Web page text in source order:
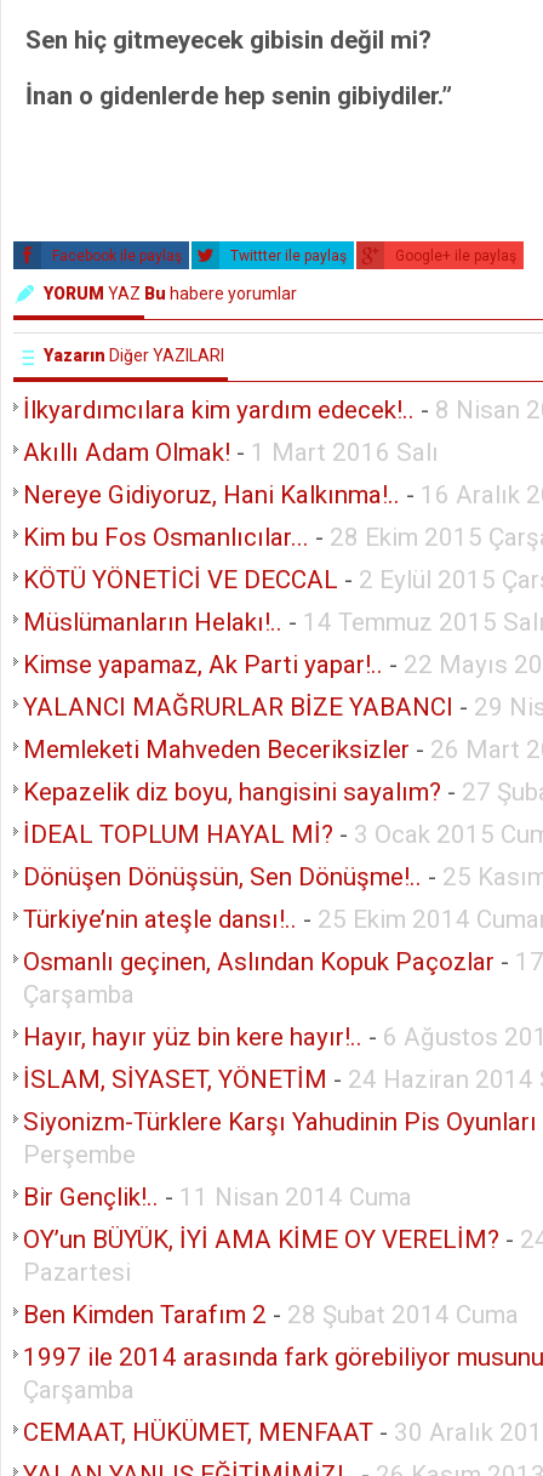
Sen hiç gitmeyecek gibisin değil mi?
İnan o gidenlerde hep senin gibiydiler.”
Facebook ile paylaş Twittter ile paylaş Google+ ile paylaş
YORUM YAZ Bu habere yorumlar
Yazarın Diğer YAZILARI
İlkyardımcılara kim yardım edecek!.. - 8 Nisan
Akıllı Adam Olmak! - 1 Mart 2016 Salı
Nereye Gidiyoruz, Hani Kalkınma!.. - 16 Aralık
Kim bu Fos Osmanlıcılar... - 28 Ekim 2015
KÖTÜ YÖNETİCİ VE DECCAL - 2 Eylül 2015
Müslümanların Helakı!.. - 14 Temmuz 2015
Kimse yapamaz, Ak Parti yapar!.. - 22 Mayıs
YALANCI MAĞRURLAR BİZE YABANCI - 29
Memleketi Mahveden Beceriksizler - 26 Mart
Kepazelik diz boyu, hangisini sayalım? - 27
İDEAL TOPLUM HAYAL Mİ? - 3 Ocak 2015
Dönüşen Dönüşsün, Sen Dönüşme!.. - 25
Türkiye’nin ateşle dansı!.. - 25 Ekim 2014
Osmanlı geçinen, Aslından Kopuk Paçozlar -
Çarşamba
Hayır, hayır yüz bin kere hayır!.. - 6 Ağustos
İSLAM, SİYASET, YÖNETİM - 24 Haziran 2014
Siyonizm-Türklere Karşı Yahudinin Pis Oyunları
Perşembe
Bir Gençlik!.. - 11 Nisan 2014 Cuma
OY’un BÜYÜK, İYİ AMA KİME OY VERELİM? -
Pazartesi
Ben Kimden Tarafım 2 - 28 Şubat 2014 Cuma
1997 ile 2014 arasında fark görebiliyor
Çarşamba
CEMAAT, HÜKÜMET, MENFAAT - 30 Aralık